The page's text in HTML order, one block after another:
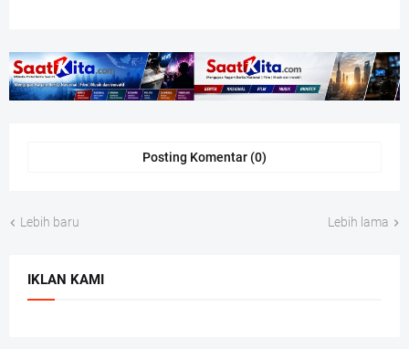
Posting Komentar (0)
Lebih baru Lebih lama
IKLAN KAMI